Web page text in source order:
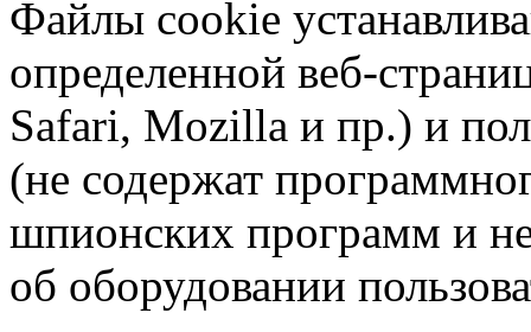
Файлы cookie
определенной веб-
Safari, Mozilla и пр.) и
(не содержат
шпионских программ и
об оборудовании